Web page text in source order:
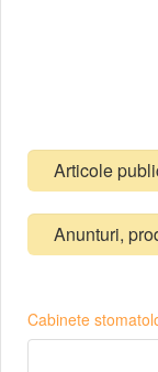
Articole
Anunturi,
Cabinete